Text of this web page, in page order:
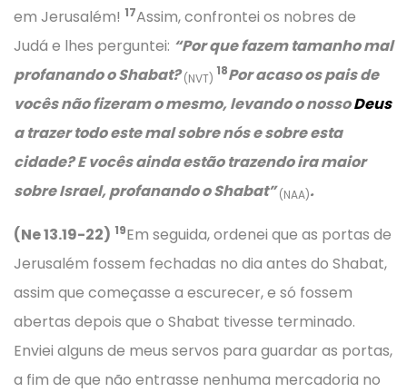
em Jerusalém! 17Assim, confrontei os nobres de
Judá e lhes perguntei: “Por que fazem tamanho mal
profanando o Shabat?(NVT)
18Por acaso os pais de
vocês não fizeram o mesmo, levando o nossoDeus
a trazer todo este mal sobre nós e sobre esta
cidade? E vocês ainda estão trazendo ira maior
sobre Israel, profanando o Shabat”(NAA).
(Ne 13.19-22) 19Em seguida, ordenei que as portas de
Jerusalém fossem fechadas no dia antes do Shabat,
assim que começasse a escurecer, e só fossem
abertas depois que o Shabat tivesse terminado.
Enviei alguns de meus servos para guardar as portas,
a fim de que não entrasse nenhuma mercadoria no